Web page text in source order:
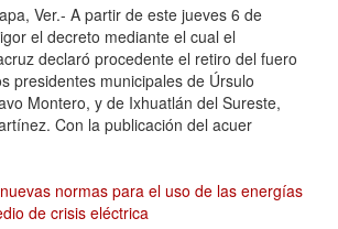
Ver.- A partir de este jueves 6 de
el decreto mediante el cual el
declaró procedente el retiro del fuero
presidentes municipales de Úrsulo
Montero, y de Ixhuatlán del Sureste,
Con la publicación del acuer